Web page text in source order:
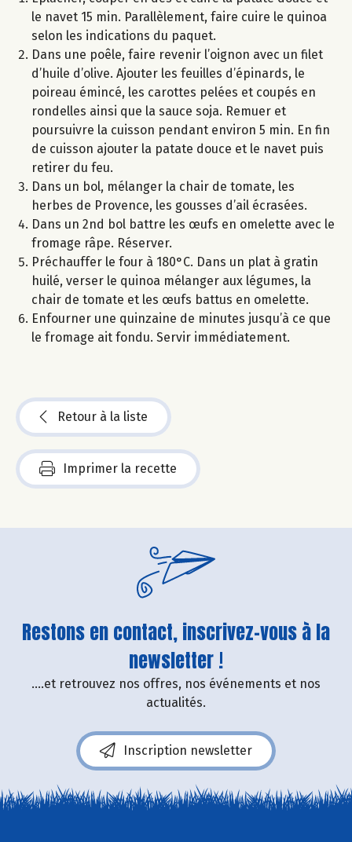
le navet 15 min. Parallèlement, faire cuire le quinoa
selon les indications du paquet.
Dans une poêle, faire revenir l’oignon avec un filet
d’huile d’olive. Ajouter les feuilles d’épinards, le
poireau émincé, les carottes pelées et coupés en
rondelles ainsi que la sauce soja. Remuer et
poursuivre la cuisson pendant environ 5 min. En fin
de cuisson ajouter la patate douce et le navet puis
retirer du feu.
Dans un bol, mélanger la chair de tomate, les
herbes de Provence, les gousses d’ail écrasées.
Dans un 2nd bol battre les œufs en omelette avec le
fromage râpe. Réserver.
Préchauffer le four à 180°C. Dans un plat à gratin
huilé, verser le quinoa mélanger aux légumes, la
chair de tomate et les œufs battus en omelette.
Enfourner une quinzaine de minutes jusqu’à ce que
le fromage ait fondu. Servir immédiatement.
Retour à la liste
Imprimer la recette
Restons en contact, inscrivez-vous à la
newsletter !
....et retrouvez nos offres, nos événements et nos
actualités.
Inscription newsletter